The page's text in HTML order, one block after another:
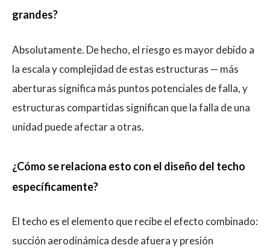
grandes?
Absolutamente. De hecho, el riesgo es mayor debido a
la escala y complejidad de estas estructuras — más
aberturas significa más puntos potenciales de falla, y
estructuras compartidas significan que la falla de una
unidad puede afectar a otras.
¿Cómo se relaciona esto con el diseño del techo
específicamente?
El techo es el elemento que recibe el efecto combinado:
succión aerodinámica desde afuera y presión